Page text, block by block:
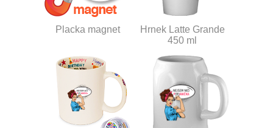
Placka magnet
Hrnek Latte Grande
450 ml